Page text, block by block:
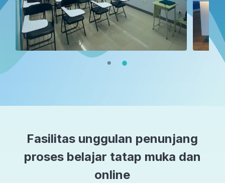
Fasilitas unggulan penunjang
proses belajar tatap muka dan
online